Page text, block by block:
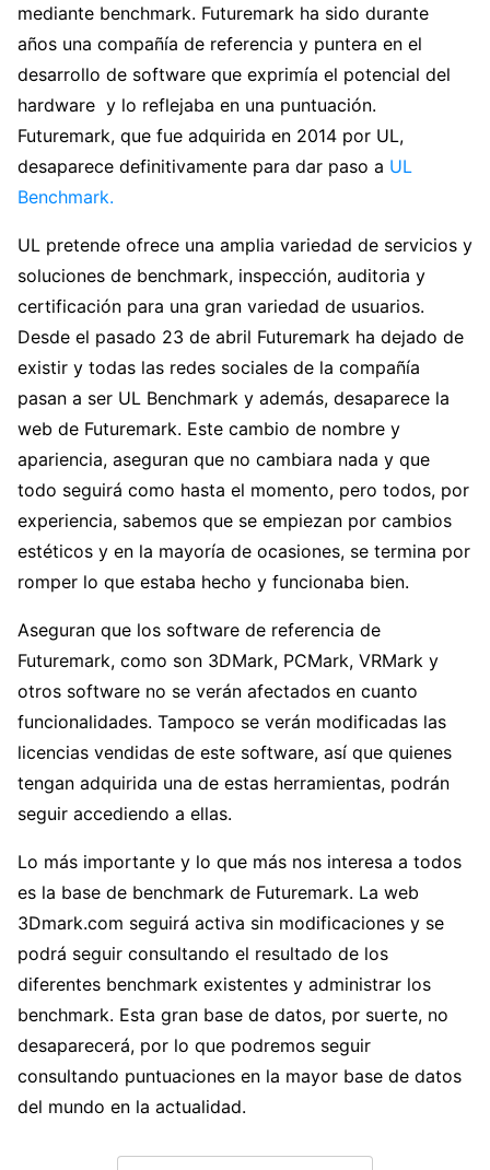
mediante benchmark. Futuremark ha sido durante
años una compañía de referencia y puntera en el
desarrollo de software que exprimía el potencial del
hardware y lo reflejaba en una puntuación.
Futuremark, que fue adquirida en 2014 por UL,
desaparece definitivamente para dar paso a UL
Benchmark.
UL pretende ofrece una amplia variedad de servicios y
soluciones de benchmark, inspección, auditoria y
certificación para una gran variedad de usuarios.
Desde el pasado 23 de abril Futuremark ha dejado de
existir y todas las redes sociales de la compañía
pasan a ser UL Benchmark y además, desaparece la
web de Futuremark. Este cambio de nombre y
apariencia, aseguran que no cambiara nada y que
todo seguirá como hasta el momento, pero todos, por
experiencia, sabemos que se empiezan por cambios
estéticos y en la mayoría de ocasiones, se termina por
romper lo que estaba hecho y funcionaba bien.
Aseguran que los software de referencia de
Futuremark, como son 3DMark, PCMark, VRMark y
otros software no se verán afectados en cuanto
funcionalidades. Tampoco se verán modificadas las
licencias vendidas de este software, así que quienes
tengan adquirida una de estas herramientas, podrán
seguir accediendo a ellas.
Lo más importante y lo que más nos interesa a todos
es la base de benchmark de Futuremark. La web
3Dmark.com seguirá activa sin modificaciones y se
podrá seguir consultando el resultado de los
diferentes benchmark existentes y administrar los
benchmark. Esta gran base de datos, por suerte, no
desaparecerá, por lo que podremos seguir
consultando puntuaciones en la mayor base de datos
del mundo en la actualidad.